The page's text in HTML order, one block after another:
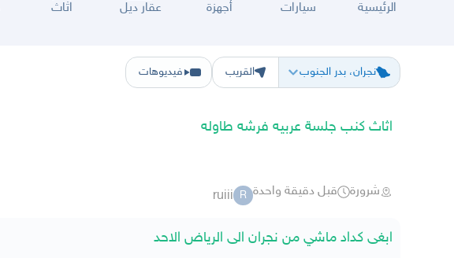
الرئيسية سيارات أجهزة عقار ديل اثاث
نجران، بدر الجنوب
الرياض الشرقيه جده حفر الباطن المدينةالطايف القصيم حائل
القريب فيديوهات
اثاث كنب جلسة عربيه فرشه طاوله
شرورة قبل دقيقة واحدة R
ruiii
ابغى كداد ماشي من نجران الى الرياض الاحد